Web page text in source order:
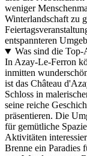
weniger
Winterlandschaft zu
entspannteren
Was sind die
In Azay-Le-Ferron
inmitten
ist das Château
Schloss in
seine reiche
präsentieren. Die
für gemütliche
Aktivitäten
Brenne ein Paradies